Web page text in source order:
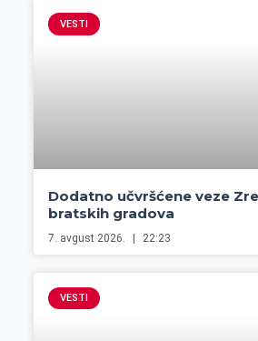
VESTI
Dodatno učvršćene veze
bratskih gradova
7. avgust 2026. 22:23
VESTI